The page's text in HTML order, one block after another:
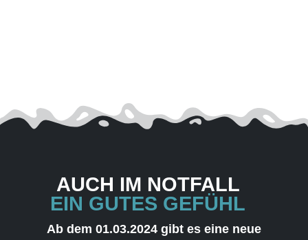
AUCH IM NOTFALL
EIN GUTES GEFÜHL
Ab dem 01.03.2024 gibt es eine neue